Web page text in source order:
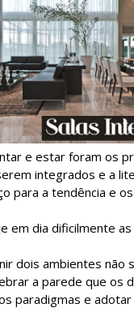
e estar foram os
integrados e a
para a tendência e
em dia dificilmente
dois ambientes não
a parede que os
paradigmas e